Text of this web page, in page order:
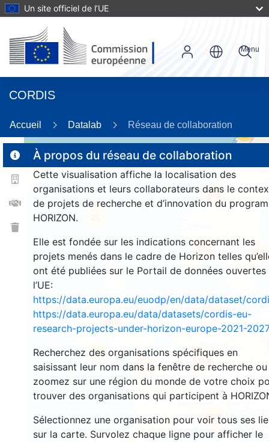
Un site officiel de l’UE
CORDIS
Menu
Accueil Datalab Réseau de collaboration
À propos du réseau de collaboration
Cette visualisation affiche la localisation des
organisations et leurs collaborateurs dans le
de projets de recherche et d’innovation du
HORIZON.
Elle est fondée sur les indications concernant les
projets menés dans le cadre de Horizon telles
ont été publiées sur le Portail de données ouvertes
l’UE:
https://data.europa.eu/euodp/en/data/dataset/
https://data.europa.eu/data/datasets/cordis-eu-
research-projects-under-horizon-europe-2021-2027
Recherchez des organisations spécifiques en
saisissant leur nom dans la fenêtre de recherche ou
zoomez sur une région du monde de votre choix
trouver des organisations qui participent à
Sélectionnez une organisation pour voir tous ses
sur la carte. Survolez chaque ligne pour afficher le
55
114
956
2211
5490
3319
9120
13440
976